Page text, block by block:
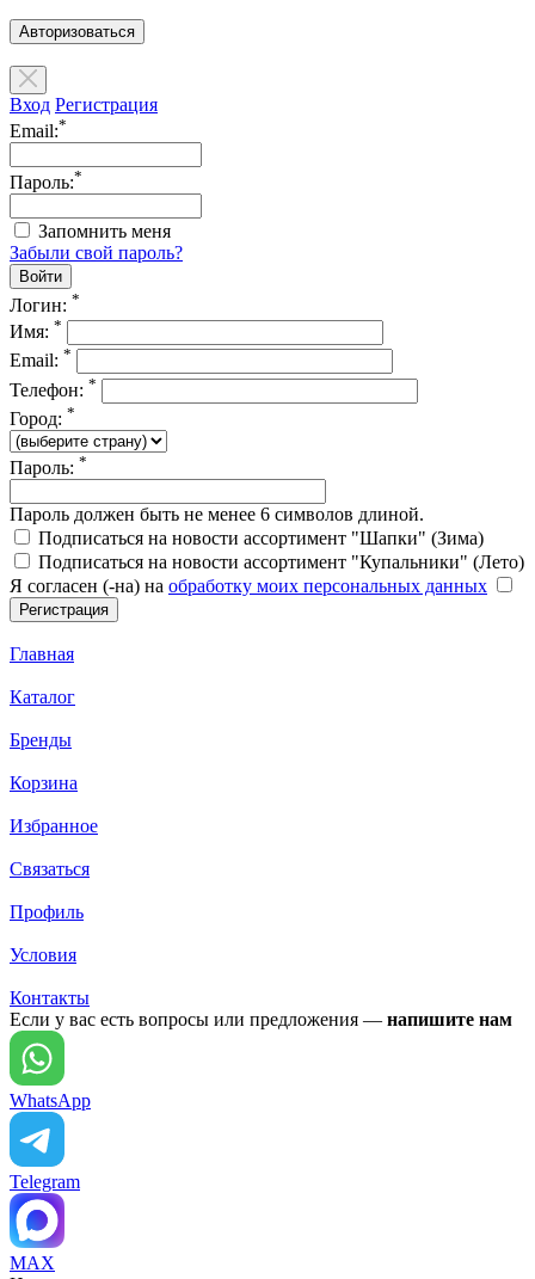
Авторизоваться
Вход Регистрация
Email:*
Пароль:*
Запомнить меня
Забыли свой пароль?
Логин: *
Имя: *
Email: *
Телефон: *
Город: *
Пароль: *
Пароль должен быть не менее 6 символов длиной.
Подписаться на новости ассортимент "Шапки" (Зима)
Подписаться на новости ассортимент "Купальники" (Лето)
Я согласен (-на) на обработку моих персональных данных
Главная
Каталог
Бренды
Корзина
Избранное
Связаться
Профиль
Условия
Контакты
Если у вас есть вопросы или предложения — напишите нам
WhatsApp
Telegram
MAX